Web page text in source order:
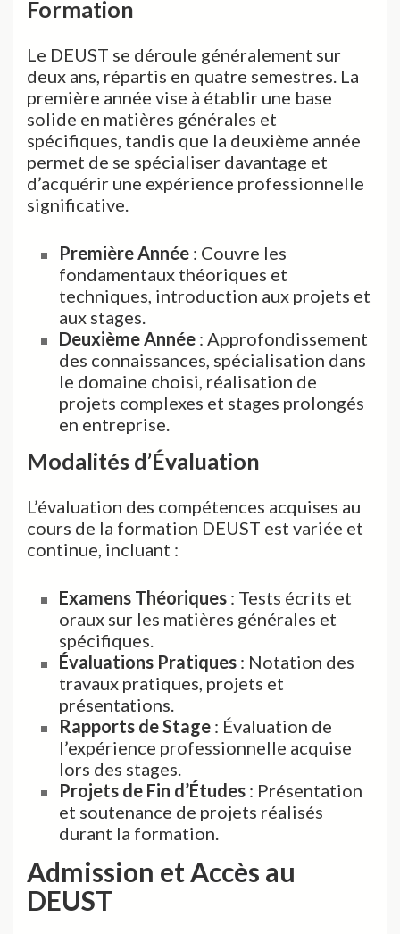
Formation
Le DEUST se déroule généralement sur
deux ans, répartis en quatre semestres. La
première année vise à établir une base
solide en matières générales et
spécifiques, tandis que la deuxième année
permet de se spécialiser davantage et
d’acquérir une expérience professionnelle
significative.
Première Année : Couvre les
fondamentaux théoriques et
techniques, introduction aux projets et
aux stages.
Deuxième Année : Approfondissement
des connaissances, spécialisation dans
le domaine choisi, réalisation de
projets complexes et stages prolongés
en entreprise.
Modalités d’Évaluation
L’évaluation des compétences acquises au
cours de la formation DEUST est variée et
continue, incluant :
Examens Théoriques : Tests écrits et
oraux sur les matières générales et
spécifiques.
Évaluations Pratiques : Notation des
travaux pratiques, projets et
présentations.
Rapports de Stage : Évaluation de
l’expérience professionnelle acquise
lors des stages.
Projets de Fin d’Études : Présentation
et soutenance de projets réalisés
durant la formation.
Admission et Accès au
DEUST